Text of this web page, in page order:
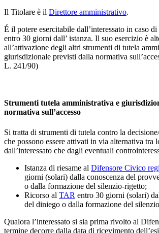
Il Titolare è il Direttore amministrativo.
É il potere esercitabile dall’interessato in caso di
entro 30 giorni dall’ istanza. Il suo esercizio è
all’attivazione degli altri strumenti di tutela
giurisdizionale previsti dalla normativa
L. 241/90)
Strumenti tutela amministrativa e
normativa sull’accesso
Si tratta di strumenti di tutela contro la
che possono essere attivati in via alternativa tra
dall’interessato che dagli eventuali
Istanza di riesame al Difensore Civico
giorni (solari) dalla conoscenza del
o dalla formazione del silenzio-rigetto;
Ricorso al TAR entro 30 giorni (solari)
del diniego o dalla formazione del
Qualora l’interessato si sia prima rivolto al
termine decorre dalla data di ricevimento